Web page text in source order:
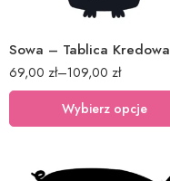
Sowa – Tablica Kredowa
69,00 zł–109,00 zł
Wybierz opcje